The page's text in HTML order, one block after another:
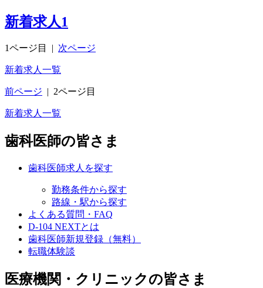
新着求人1
1ページ目 次ページ
新着求人一覧
前ページ 2ページ目
新着求人一覧
歯科医師の皆さま
歯科医師求人を探す
勤務条件から探す
路線・駅から探す
よくある質問・FAQ
D-104 NEXTとは
歯科医師新規登録（無料）
転職体験談
医療機関・クリニックの皆さま